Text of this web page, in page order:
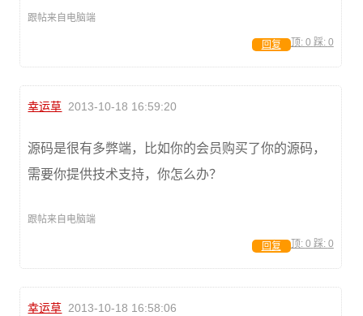
跟帖来自电脑端
顶: 0 踩: 0
回复
幸运草 2013-10-18 16:59:20
源码是很有多弊端，比如你的会员购买了你的源码，
需要你提供技术支持，你怎么办？
跟帖来自电脑端
顶: 0 踩: 0
回复
幸运草 2013-10-18 16:58:06